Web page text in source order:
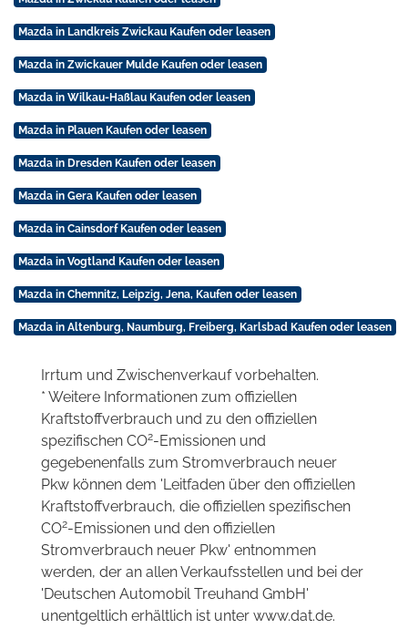
Mazda in Landkreis Zwickau Kaufen oder leasen
Mazda in Zwickauer Mulde Kaufen oder leasen
Mazda in Wilkau-Haßlau Kaufen oder leasen
Mazda in Plauen Kaufen oder leasen
Mazda in Dresden Kaufen oder leasen
Mazda in Gera Kaufen oder leasen
Mazda in Cainsdorf Kaufen oder leasen
Mazda in Vogtland Kaufen oder leasen
Mazda in Chemnitz, Leipzig, Jena, Kaufen oder leasen
Mazda in Altenburg, Naumburg, Freiberg, Karlsbad Kaufen oder leasen
Irrtum und Zwischenverkauf vorbehalten.
* Weitere Informationen zum offiziellen
Kraftstoffverbrauch und zu den offiziellen
spezifischen CO2-Emissionen und
gegebenenfalls zum Stromverbrauch neuer
Pkw können dem 'Leitfaden über den offiziellen
Kraftstoffverbrauch, die offiziellen spezifischen
CO2-Emissionen und den offiziellen
Stromverbrauch neuer Pkw' entnommen
werden, der an allen Verkaufsstellen und bei der
'Deutschen Automobil Treuhand GmbH'
unentgeltlich erhältlich ist unter www.dat.de.